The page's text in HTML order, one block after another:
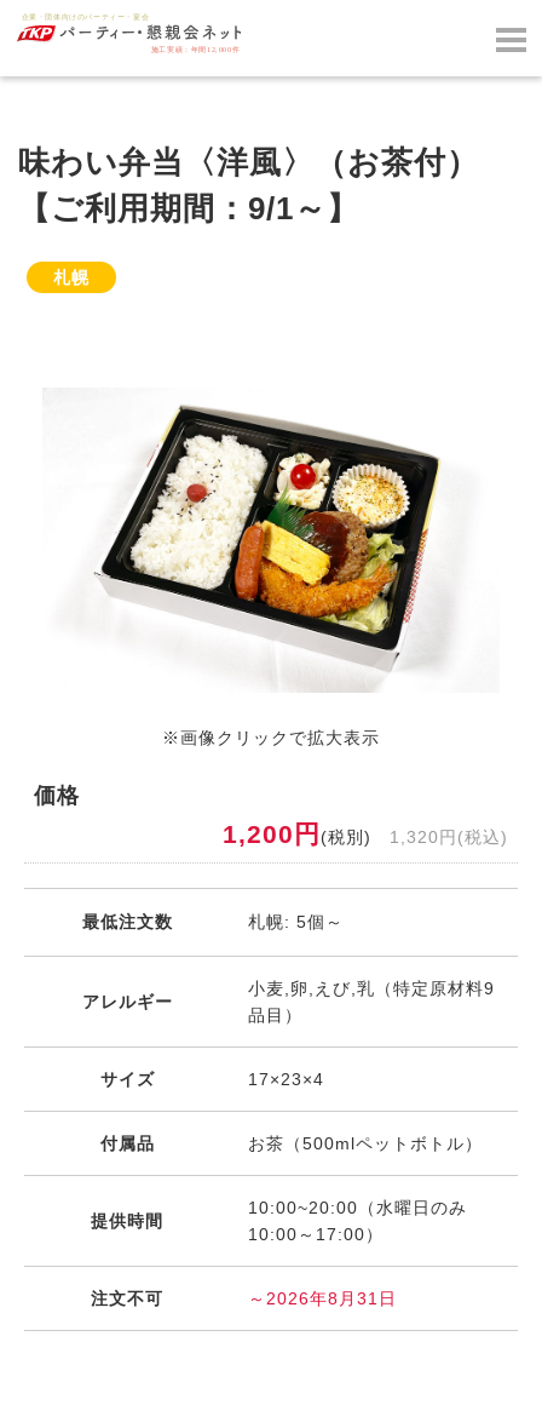
味わい弁当〈洋風〉（お茶付）
【ご利用期間：9/1～】
札幌
※画像クリックで拡大表示
価格
1,200円 (税別) 1,320円(税込)
最低注文数 札幌: 5個～
アレルギー
小麦,卵,えび,乳（特定原材料9
品目）
サイズ 17×23×4
付属品 お茶（500mlペットボトル）
提供時間
10:00~20:00（水曜日のみ
10:00～17:00）
注文不可 ～2026年8月31日